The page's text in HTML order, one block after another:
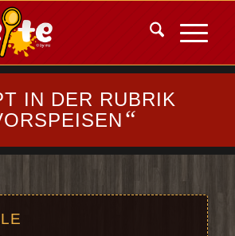
IN DER RUBRIK
“